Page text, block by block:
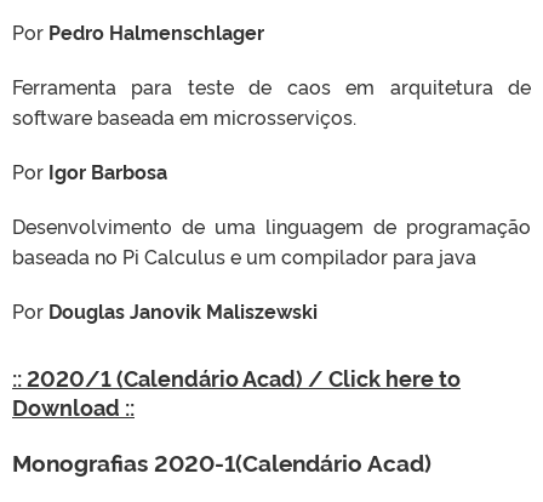
Por Pedro Halmenschlager
Ferramenta para teste de caos em arquitetura de
software baseada em microsserviços.
Por Igor Barbosa
Desenvolvimento de uma linguagem de programação
baseada no Pi Calculus e um compilador para java
Por Douglas Janovik Maliszewski
:: 2020/1 (Calendário Acad) / Click here to
Download ::
Monografias 2020-1(Calendário Acad)